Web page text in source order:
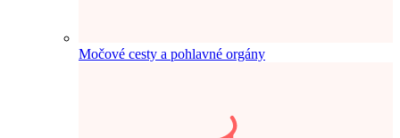
Močové cesty a pohlavné orgány